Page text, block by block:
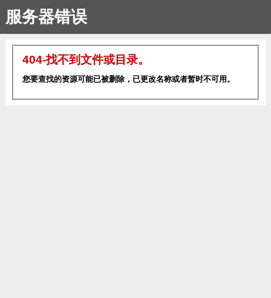
服务器错误
404-找不到文件或目录。
您要查找的资源可能已被删除，已更改名称或者暂时不可用。